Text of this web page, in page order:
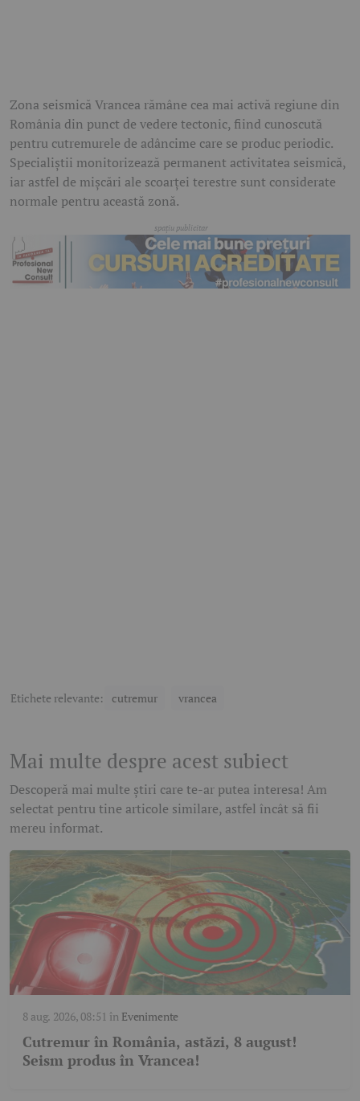
Zona seismică Vrancea rămâne cea mai activă regiune din
România din punct de vedere tectonic, fiind cunoscută
pentru cutremurele de adâncime care se produc periodic.
Specialiștii monitorizează permanent activitatea seismică,
iar astfel de mișcări ale scoarței terestre sunt considerate
normale pentru această zonă.
Etichete relevante: cutremur vrancea
Mai multe despre acest subiect
Descoperă mai multe știri care te-ar putea interesa! Am
selectat pentru tine articole similare, astfel încât să fii
mereu informat.
8 aug. 2026, 08:51 în Evenimente
Cutremur în România, astăzi, 8 august!
Seism produs în Vrancea!